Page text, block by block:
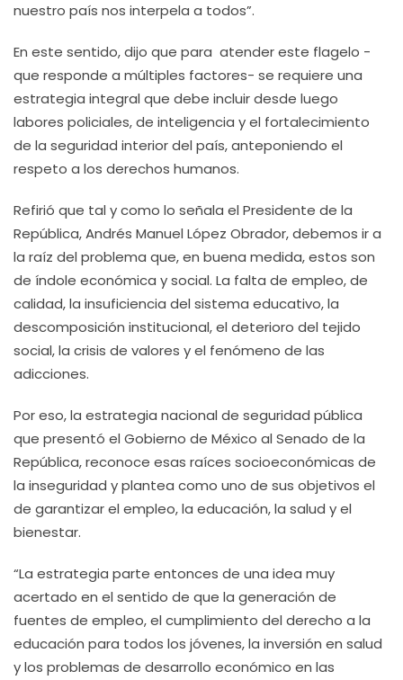
nuestro país nos interpela a todos”.
En este sentido, dijo que para atender este flagelo -
que responde a múltiples factores- se requiere una
estrategia integral que debe incluir desde luego
labores policiales, de inteligencia y el fortalecimiento
de la seguridad interior del país, anteponiendo el
respeto a los derechos humanos.
Refirió que tal y como lo señala el Presidente de la
República, Andrés Manuel López Obrador, debemos ir a
la raíz del problema que, en buena medida, estos son
de índole económica y social. La falta de empleo, de
calidad, la insuficiencia del sistema educativo, la
descomposición institucional, el deterioro del tejido
social, la crisis de valores y el fenómeno de las
adicciones.
Por eso, la estrategia nacional de seguridad pública
que presentó el Gobierno de México al Senado de la
República, reconoce esas raíces socioeconómicas de
la inseguridad y plantea como uno de sus objetivos el
de garantizar el empleo, la educación, la salud y el
bienestar.
“La estrategia parte entonces de una idea muy
acertado en el sentido de que la generación de
fuentes de empleo, el cumplimiento del derecho a la
educación para todos los jóvenes, la inversión en salud
y los problemas de desarrollo económico en las